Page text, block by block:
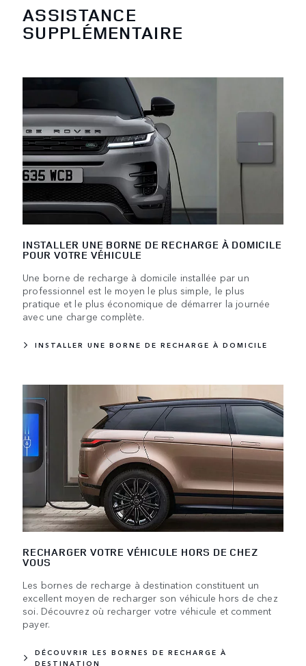
ASSISTANCE
SUPPLÉMENTAIRE
INSTALLER UNE BORNE DE RECHARGE À DOMICILE
POUR VOTRE VÉHICULE
Une borne de recharge à domicile installée par un
professionnel est le moyen le plus simple, le plus
pratique et le plus économique de démarrer la journée
avec une charge complète.
INSTALLER UNE BORNE DE RECHARGE À DOMICILE
RECHARGER VOTRE VÉHICULE HORS DE CHEZ
VOUS
Les bornes de recharge à destination constituent un
excellent moyen de recharger son véhicule hors de chez
soi. Découvrez où recharger votre véhicule et comment
payer.
DÉCOUVRIR LES BORNES DE RECHARGE À
DESTINATION